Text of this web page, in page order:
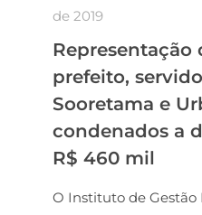
de 2019
Representação
prefeito,
Sooretama e
condenados a
R$ 460 mil
O Instituto de Gestão